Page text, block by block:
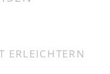
ERLEICHTERN